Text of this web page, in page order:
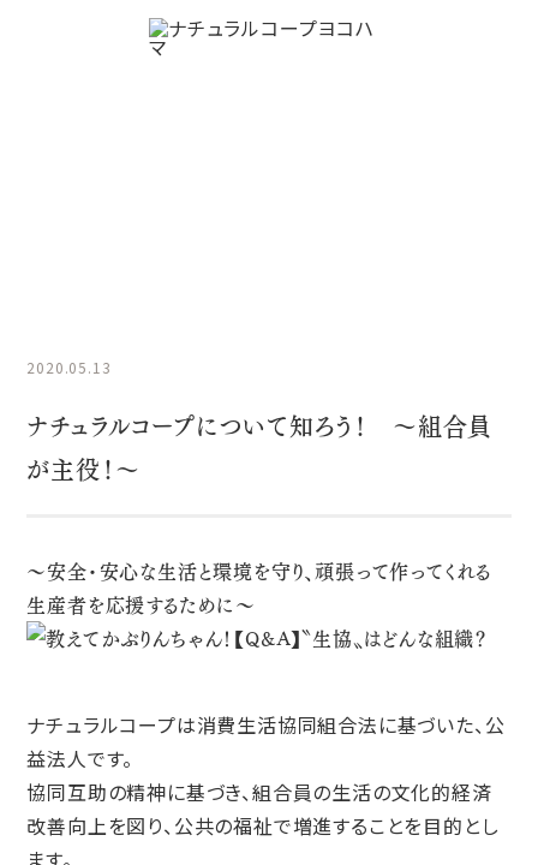
2020.05.13
ナチュラルコープについて知ろう！ 〜組合員
が主役！〜
〜安全・安心な生活と環境を守り、頑張って作ってくれる
生産者を応援するために〜
〝生協〟はどんな組織？
ナチュラルコープは消費生活協同組合法に基づいた、公
益法人です。
協同互助の精神に基づき、組合員の生活の文化的経済
改善向上を図り、公共の福祉で増進することを目的とし
ます。